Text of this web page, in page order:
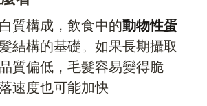
質構成，飲食中的動物性蛋
結構的基礎。如果長期攝取
質偏低，毛髮容易變得脆
速度也可能加快